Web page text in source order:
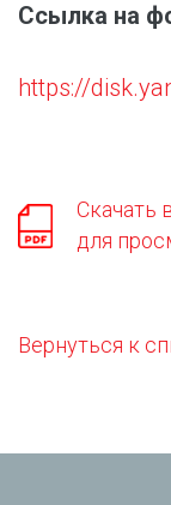
Ссылка на
https://
Скачать
для
Вернуться к